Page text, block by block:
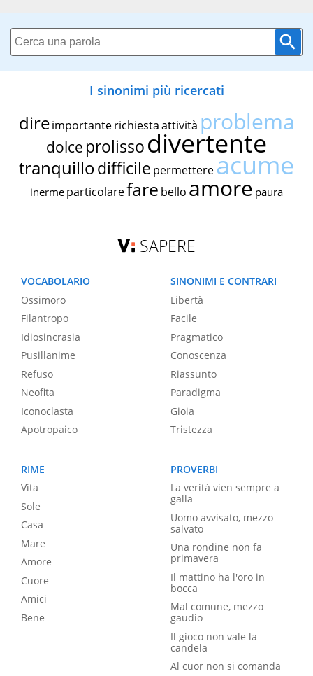
I sinonimi più ricercati
dire importante richiestaattività problema
dolce prolissodivertente
tranquillodifficile permettereacume
inerme particolarefare bello amore paura
SAPERE
VOCABOLARIO
Ossimoro
Filantropo
Idiosincrasia
Pusillanime
Refuso
Neofita
Iconoclasta
Apotropaico
SINONIMI E CONTRARI
Libertà
Facile
Pragmatico
Conoscenza
Riassunto
Paradigma
Gioia
Tristezza
RIME
Vita
Sole
Casa
Mare
Amore
Cuore
Amici
Bene
PROVERBI
La verità vien sempre a
galla
Uomo avvisato, mezzo
salvato
Una rondine non fa
primavera
Il mattino ha l'oro in
bocca
Mal comune, mezzo
gaudio
Il gioco non vale la
candela
Al cuor non si comanda